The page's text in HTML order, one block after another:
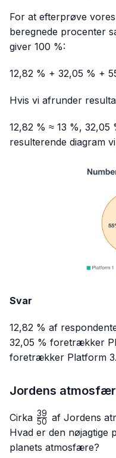
For at efterprøve
beregnede procenter
giver 100 %:
12,82 % + 32,05 % +
Hvis vi afrunder
12,82 % ≈ 13 %, 32,05
resulterende diagram
Svar
12,82 % af
32,05 % foretrækker
foretrækker Platform 3.
Jordens
Cirka \frac{39}
{50}
50
39 af Jordens
Hvad er den
planets atmosfære?